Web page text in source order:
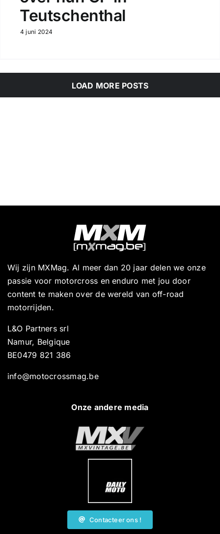
Teutschenthal
4 juni 2024
LOAD MORE POSTS
Wij zijn MXMag. Al meer dan 20 jaar delen we onze
passie voor motorcross en enduro met jou door
content te maken over de wereld van off-road
motorrijden.
L&O Partners srl
Namur, Belgique
BE0479 821 386
info@motocrossmag.be
Onze andere media
Contacteer ons !